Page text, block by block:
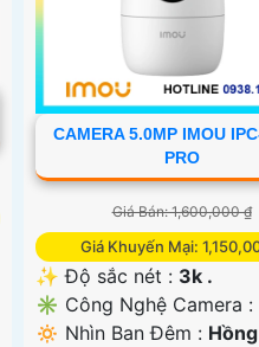
CAMERA 5.0MP IMOU
PRO
Giá Bán: 1,600,000 ₫
Giá Khuyến Mại:
✨ Độ sắc nét : 3k .
✳️ Công Nghệ Camera :
🔅 Nhìn Ban Đêm :